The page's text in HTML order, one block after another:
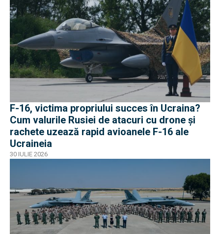
F-16, victima propriului succes în Ucraina?
Cum valurile Rusiei de atacuri cu drone și
rachete uzează rapid avioanele F-16 ale
Ucraineia
30 IULIE 2026